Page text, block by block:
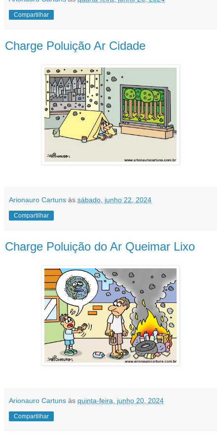
Compartilhar
Charge Poluição Ar Cidade
Arionauro Cartuns às sábado, junho 22, 2024
Compartilhar
Charge Poluição do Ar Queimar Lixo
Arionauro Cartuns às quinta-feira, junho 20, 2024
Compartilhar